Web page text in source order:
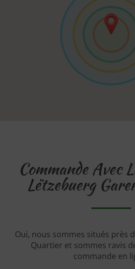
Commande Avec
Lëtzebuerg
Oui, nous sommes situés près
Quartier et sommes ravis
commande en